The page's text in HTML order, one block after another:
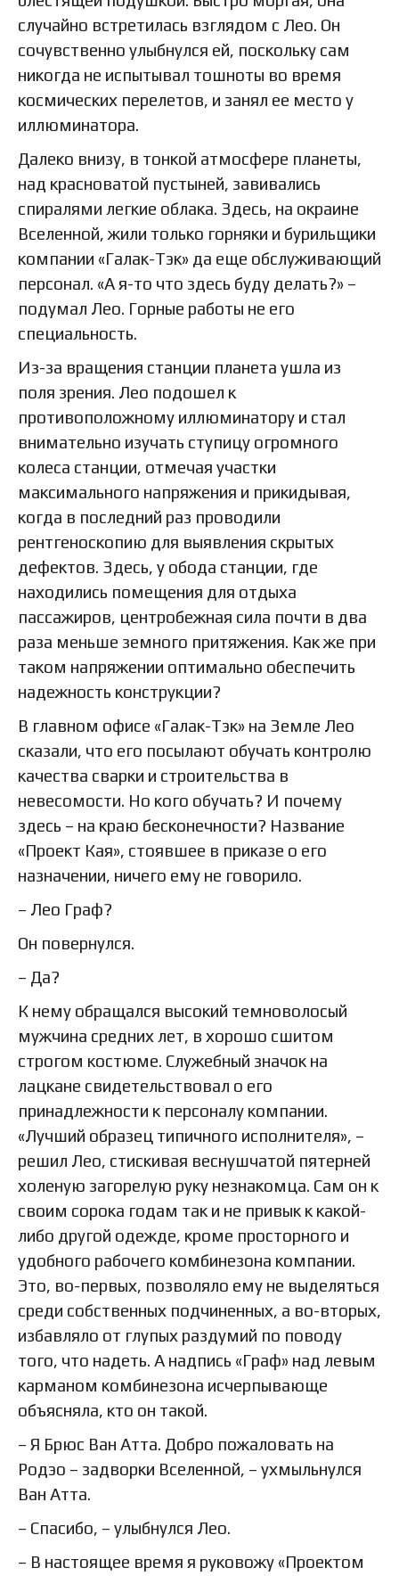
случайно встретилась взглядом с Лео. Он
сочувственно улыбнулся ей, поскольку сам
никогда не испытывал тошноты во время
космических перелетов, и занял ее место у
иллюминатора.
Далеко внизу, в тонкой атмосфере планеты,
над красноватой пустыней, завивались
спиралями легкие облака. Здесь, на окраине
Вселенной, жили только горняки и бурильщики
компании «Галак-Тэк» да еще обслуживающий
персонал. «А я-то что здесь буду делать?» –
подумал Лео. Горные работы не его
специальность.
Из-за вращения станции планета ушла из
поля зрения. Лео подошел к
противоположному иллюминатору и стал
внимательно изучать ступицу огромного
колеса станции, отмечая участки
максимального напряжения и прикидывая,
когда в последний раз проводили
рентгеноскопию для выявления скрытых
дефектов. Здесь, у обода станции, где
находились помещения для отдыха
пассажиров, центробежная сила почти в два
раза меньше земного притяжения. Как же при
таком напряжении оптимально обеспечить
надежность конструкции?
В главном офисе «Галак-Тэк» на Земле Лео
сказали, что его посылают обучать контролю
качества сварки и строительства в
невесомости. Но кого обучать? И почему
здесь – на краю бесконечности? Название
«Проект Кая», стоявшее в приказе о его
назначении, ничего ему не говорило.
– Лео Граф?
Он повернулся.
– Да?
К нему обращался высокий темноволосый
мужчина средних лет, в хорошо сшитом
строгом костюме. Служебный значок на
лацкане свидетельствовал о его
принадлежности к персоналу компании.
«Лучший образец типичного исполнителя», –
решил Лео, стискивая веснушчатой пятерней
холеную загорелую руку незнакомца. Сам он к
своим сорока годам так и не привык к какой-
либо другой одежде, кроме просторного и
удобного рабочего комбинезона компании.
Это, во-первых, позволяло ему не выделяться
среди собственных подчиненных, а во-вторых,
избавляло от глупых раздумий по поводу
того, что надеть. А надпись «Граф» над левым
карманом комбинезона исчерпывающе
объясняла, кто он такой.
– Я Брюс Ван Атта. Добро пожаловать на
Родэо – задворки Вселенной, – ухмыльнулся
Ван Атта.
– Спасибо, – улыбнулся Лео.
– В настоящее время я руковожу «Проектом